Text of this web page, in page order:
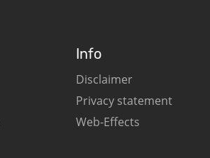
Info
Disclaimer
Privacy statement
Web-Effects